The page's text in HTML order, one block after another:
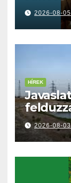
kell2026-08-05
HÍREK
2026-08-03